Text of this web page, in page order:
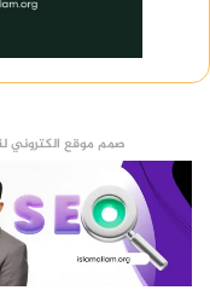
صمم موقع الكتروني